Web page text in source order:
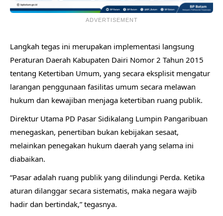
ADVERTISEMENT
Langkah tegas ini merupakan implementasi langsung
Peraturan Daerah Kabupaten Dairi Nomor 2 Tahun 2015
tentang Ketertiban Umum, yang secara eksplisit mengatur
larangan penggunaan fasilitas umum secara melawan
hukum dan kewajiban menjaga ketertiban ruang publik.
Direktur Utama PD Pasar Sidikalang Lumpin Pangaribuan
menegaskan, penertiban bukan kebijakan sesaat,
melainkan penegakan hukum daerah yang selama ini
diabaikan.
“Pasar adalah ruang publik yang dilindungi Perda. Ketika
aturan dilanggar secara sistematis, maka negara wajib
hadir dan bertindak,” tegasnya.